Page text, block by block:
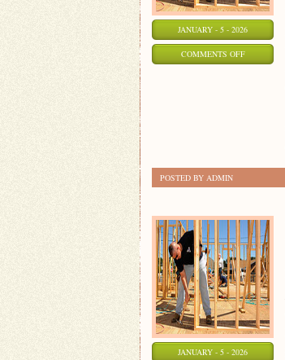
JANUARY - 5 - 2026
COMMENTS OFFON
POSTED BY ADMIN
JANUARY - 5 - 2026